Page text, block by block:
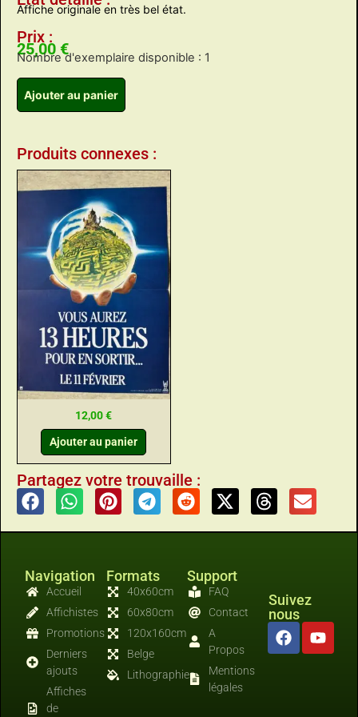
Affiche originale en très bel état.
Prix :
25,00 €
Nombre d'exemplaire disponible : 1
Ajouter au panier
Produits connexes :
12,00€
Ajouter au panier
Partagez votre trouvaille :
Navigation
Accueil
Affichistes
Promotions
Derniers
ajouts
Affiches
de
Formats
40x60cm
60x80cm
120x160cm
Belge
Lithographies
Support
FAQ
Contact
A
Propos
Mentions
légales
Suivez
nous